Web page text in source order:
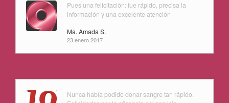
Pues una felicitación: fue rápido, precisa la
información y una excelente atención
Ma. Amada S.
23 enero 2017
Nunca había podido donar sangre tan rápido.